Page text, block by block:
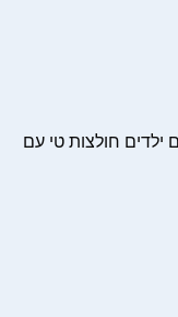
חולצות טי עם